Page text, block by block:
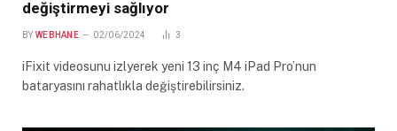
değiştirmeyi sağlıyor
BY WEBHANE 02/06/2024 3
iFixit videosunu izlyerek yeni 13 inç M4 iPad Pro’nun
bataryasını rahatlıkla değiştirebilirsiniz.